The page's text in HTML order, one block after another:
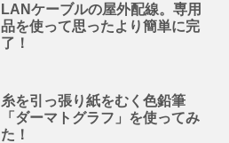
LANケーブルの屋外配線。専用
品を使って思ったより簡単に完
了！
糸を引っ張り紙をむく色鉛筆
「ダーマトグラフ」を使ってみ
た！